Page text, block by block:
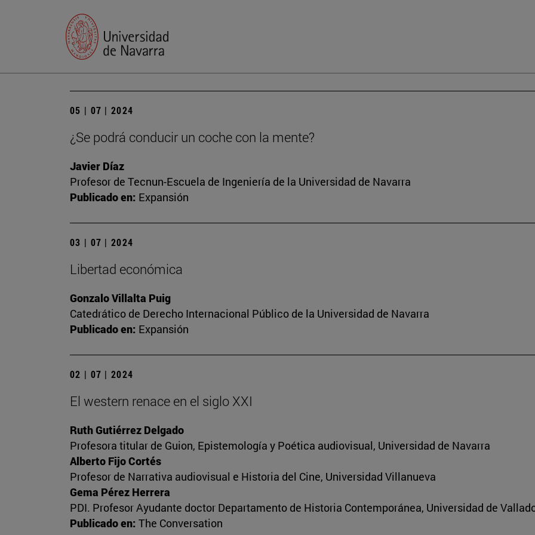
05 | 07 | 2024
¿Se podrá conducir un coche con la mente?
Javier Díaz
Profesor de Tecnun-Escuela de Ingeniería de la Universidad de Navarra
Publicado en: Expansión
03 | 07 | 2024
Libertad económica
Gonzalo Villalta Puig
Catedrático de Derecho Internacional Público de la Universidad de Navarra
Publicado en: Expansión
02 | 07 | 2024
El western renace en el siglo XXI
Ruth Gutiérrez Delgado
Profesora titular de Guion, Epistemología y Poética audiovisual, Universidad de Navarra
Alberto Fijo Cortés
Profesor de Narrativa audiovisual e Historia del Cine, Universidad Villanueva
Gema Pérez Herrera
PDI. Profesor Ayudante doctor Departamento de Historia Contemporánea, Universidad de
Publicado en: The Conversation